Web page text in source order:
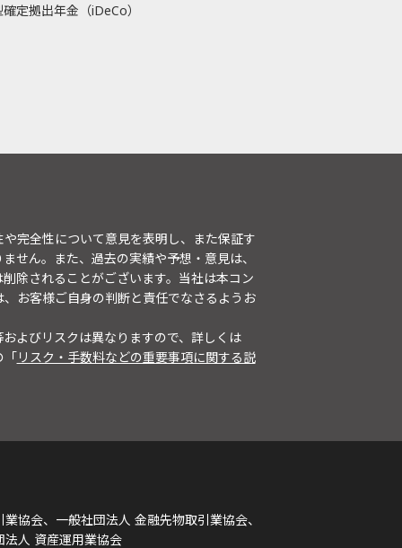
定拠出年金（iDeCo）
完全性について意見を表明し、また保証す
せん。また、過去の実績や予想・意見は、
除されることがございます。当社は本コン
お客様ご自身の判断と責任でなさるようお
よびリスクは異なりますので、詳しくは
「リスク・手数料などの重要事項に関する説
協会、一般社団法人 金融先物取引業協会、
人 資産運用業協会